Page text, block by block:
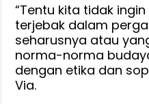
“Tentu kita tidak
terjebak dalam
seharusnya atau
norma-norma
dengan etika dan
Via.